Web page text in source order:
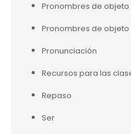
Pronombres de
Pronombres de
Pronunciación
Recursos para las
Repaso
Ser